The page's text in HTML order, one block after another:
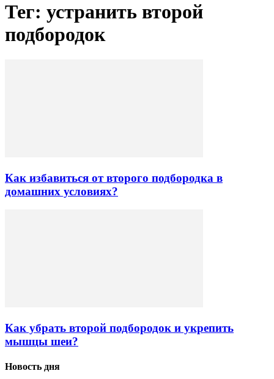
Тег: устранить второй
подбородок
Как избавиться от второго подбородка в
домашних условиях?
Как убрать второй подбородок и укрепить
мышцы шеи?
Новость дня